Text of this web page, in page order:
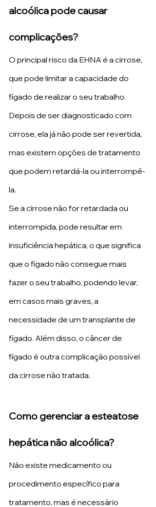
alcoólica pode causar
complicações?
O principal risco da EHNA é a cirrose,
que pode limitar a capacidade do
fígado de realizar o seu trabalho.
Depois de ser diagnosticado com
cirrose, ela já não pode ser revertida,
mas existem opções de tratamento
que podem retardá-la ou interrompê-
la.
Se a cirrose não for retardada ou
interrompida, pode resultar em
insuficiência hepática, o que significa
que o fígado não consegue mais
fazer o seu trabalho, podendo levar,
em casos mais graves, a
necessidade de um transplante de
fígado. Além disso, o câncer de
fígado é outra complicação possível
da cirrose não tratada.
Como gerenciar a esteatose
hepática não alcoólica?
Não existe medicamento ou
procedimento específico para
tratamento, mas é necessário